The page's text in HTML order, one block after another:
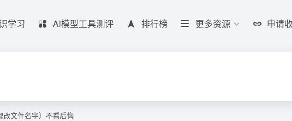
学习 AI模型工具测评 排行榜 更多资源 申请
改文件名字）不看后悔